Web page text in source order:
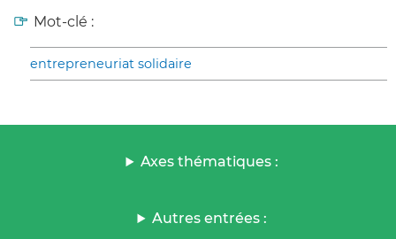
Mot-clé :
entrepreneuriat solidaire
Axes thématiques :
Autres entrées :